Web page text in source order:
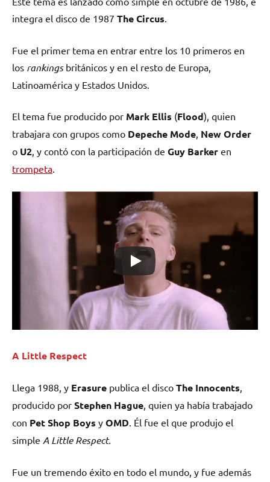
integra el disco de 1987 The Circus
Fue el primer tema en entrar entre los 10 primeros en
los rankingsbritánicos y en el resto de Europa,
Latinoamérica y Estados Unidos.
El tema fue producido por Mark Ellis (Flood), quien
trabajara con grupos como Depeche Mode New Order
o U2 , y contó con la participación de Guy Barker en
trompeta
A Little Respect
Llega 1988, y Erasure publica el disco The Innocents,
producido por Stephen Hague, quien ya había trabajado
con Pet Shop Boys y OMD. Él fue el que produjo el
simple A Little Respect.
Fue un tremendo éxito en todo el mundo, y fue además